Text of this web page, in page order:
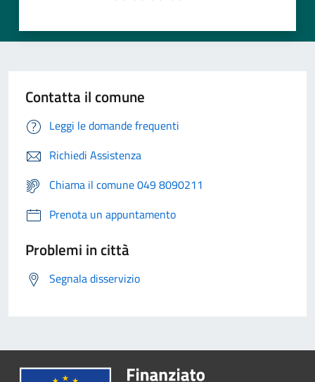
Contatta il comune
Leggi le domande frequenti
Richiedi Assistenza
Chiama il comune 049 8090211
Prenota un appuntamento
Problemi in città
Segnala disservizio